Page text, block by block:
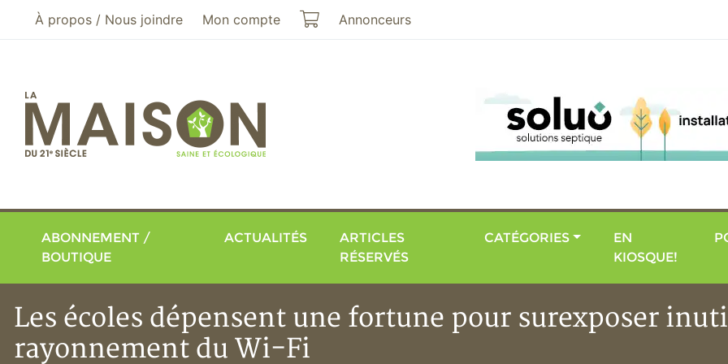
Aller au menu principal
Aller au contenu principal
À propos / Nous joindre Mon compte Mon panier
Annonceurs
ABONNEMENT /
BOUTIQUE
ACTUALITÉS
ARTICLES
RÉSERVÉS
CATÉGORIES
EN
KIOSQUE!
Les écoles dépensent une fortune pour surexposer
rayonnement du Wi-Fi